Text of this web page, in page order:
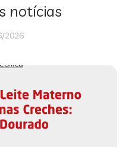
notícias
2026